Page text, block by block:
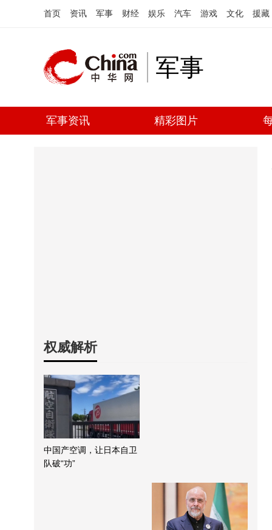
首页 资讯 军事 财经 娱乐 汽车 游戏 文化 援藏
军事
军事资讯 精彩图片
权威解析
中国产空调，让日本自卫
队破“功”